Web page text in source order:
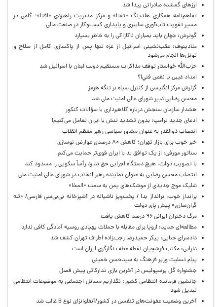
ارزهای گمشده صادراتی پیدا شد
تفاهم‌نامه همکاری هلدینگ «تفتا» و مرکز مدیریت راهبردی «افتا»؛ گامی در
مسیر تقویت تاب‌آوری سایبری و پایداری کسب‌وکار در صنعت مالی
گوترش: جهان باید بمباران ناکازاکی را به‌ خاطر بسپارد
ملادینوف: عقب‌نشینی اسرائیل از غزه تنها پس از پاکسازی کامل از سلاح و
تونل‌ها انجام می‌شود
حزب‌الله خواستار توقف مذاکرات مستقیم دولت لبنان با اسرائیل شد
امداد غیبی يا نقص فني!؟
گزارش مرکز انگلیسی از کنترل سپاه بر تنگه هرمز
محسن رضایی دبیر شورای عالی امنیت ملی شد
هشدار سازمان سنجش درباره کلاهبرداری با سؤالات کنکور
ادعای جدید ترامپ: بدون تشدید تنش با ایران تعامل می‌کنیم!
انتصاب ذوالقدر به عنوان مشاور سیاسی رهبر معظم انقلاب
خبر خوب برای بازار تهران؛ کاهش ۸۰ درصدی عوارض نوسازی
سناتور مورفی: از یک توافق بد با ایران قوی‌تر حمایت می‌کنم
با تصویب دولت، هیچ دستگاه اجرایی حق ندارد رأساً سکویی را مسدود کند
انتصاب محسن رضایی به عنوان نماینده رهبر انقلاب در شورای عالی امنیت ملی
شلیک موج جدیدی از موشک‌های یمن به سمت «المخا»
برانداز خوب، برانداز بد! / پخت‌وپز ناشیانه در آشپزخانه‌ بی‌بی‌سی فارسی/ «تله
گران‌سازی» پیش پای دولت
مرگ دختران ایرانی ۹۶ درصد کاهش یافت
مطالعه‌ای جدید: اروپا برای مقابله با حملات پهپادی روسیه آمادگی کافی ندارد
دادسرای جنایی: پیکر حمیدرضا رجب‌زاده اطراف تهران کشف شد
دارابی: مکتب فرشچیان نقطه عطف نگارگری ایران است
پیام تسلیت وزیر فرهنگ به سیدحسن خمینی
جشنواره گل پرسپولیس در آخرین بازی تدارکاتی پیش فصل
جانشین فرمانده انتظامی کشور: نگذاریم مسائل اجتماعی به موضوعات انتظامی
تبدیل شود
آخرین وضعیت عفونت‌های تنفسی در کشور/آنفلوانزای نوع B غالب شد